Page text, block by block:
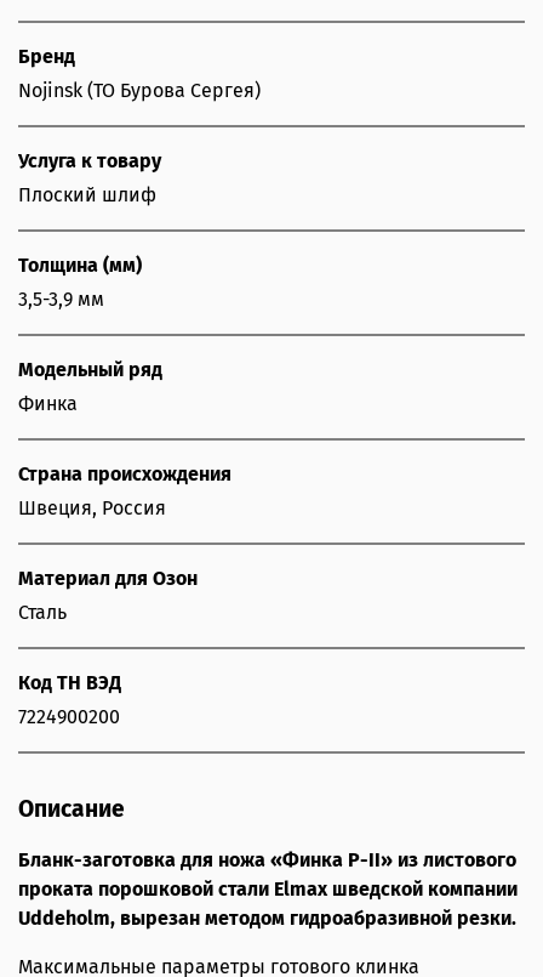
Бренд
Nojinsk (ТО Бурова Сергея)
Услуга к товару
Плоский шлиф
Толщина (мм)
3,5-3,9 мм
Модельный ряд
Финка
Страна происхождения
Швеция, Россия
Материал для Озон
Сталь
Код ТН ВЭД
7224900200
Описание
Бланк-заготовка для ножа «Финка Р-II» из листового
проката порошковой стали Elmax шведской компании
Uddeholm, вырезан методом гидроабразивной резки.
Максимальные параметры готового клинка